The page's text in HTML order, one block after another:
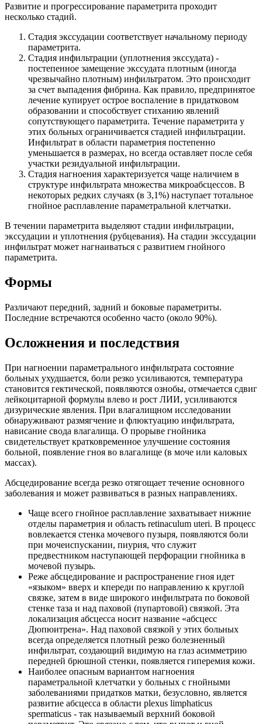
Развитие и прогрессирование параметрита проходит
несколько стадий.
Стадия экссудации соответствует начальному периоду
параметрита.
Стадия инфильтрации (уплотнения экссудата) -
постепенное замещение экссудата плотным (иногда
чрезвычайно плотным) инфильтратом. Это происходит
за счет выпадения фибрина. Как правило, предпринятое
лечение купирует острое воспаление в придатковом
образовании и способствует стиханию явлений
сопутствующего параметрита. Течение параметрита у
этих больных ограничивается стадией инфильтрации.
Инфильтрат в области параметрия постепенно
уменьшается в размерах, но всегда оставляет после себя
участки резидуальной инфильтрации.
Стадия нагноения характеризуется чаще наличием в
структуре инфильтрата множества микроабсцессов. В
некоторых редких случаях (в 3,1%) наступает тотальное
гнойное расплавление параметральной клетчатки.
В течении параметрита выделяют стадии инфильтрации,
экссудации и уплотнения (рубцевания). На стадии экссудации
инфильтрат может нагнаиваться с развитием гнойного
параметрита.
Формы
Различают передний, задний и боковые параметриты.
Последние встречаются особенно часто (около 90%).
Осложнения и последствия
При нагноении параметрального инфильтрата состояние
больных ухудшается, боли резко усиливаются, температура
становится гектической, появляются ознобы, отмечается сдвиг
лейкоцитарной формулы влево и рост ЛИИ, усиливаются
дизурические явления. При влагалищном исследовании
обнаруживают размягчение и флюктуацию инфильтрата,
нависание свода влагалища. О прорыве гнойника
свидетельствует кратковременное улучшение состояния
больной, появление гноя во влагалище (в моче или каловых
массах).
Абсцедирование всегда резко отягощает течение основного
заболевания и может развиваться в разных направлениях.
Чаще всего гнойное расплавление захватывает нижние
отделы параметрия и область retinaculum uteri. В процесс
вовлекается стенка мочевого пузыря, появляются боли
при мочеиспускании, пиурия, что служит
предвестником наступающей перфорации гнойника в
мочевой пузырь.
Реже абсцедирование и распространение гноя идет
«языком» вверх и кпереди по направлению к круглой
связке, затем в виде широкого инфильтрата по боковой
стенке таза и над паховой (пупартовой) связкой. Эта
локализация абсцесса носит название «абсцесс
Дюпюитрена». Над паховой связкой у этих больных
всегда определяется плотный резко болезненный
инфильтрат, создающий видимую на глаз асимметрию
передней брюшной стенки, появляется гиперемия кожи.
Наиболее опасным вариантом нагноения
параметральной клетчатки у больных с гнойными
заболеваниями придатков матки, безусловно, является
развитие абсцесса в области plexus limphaticus
spermaticus - так называемый верхний боковой